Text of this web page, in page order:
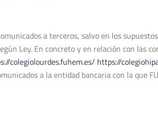
a terceros, salvo en los
Ley. En concreto y en relación con las
colegiolourdes.fuhem.es/ https://
a la entidad bancaria con la que